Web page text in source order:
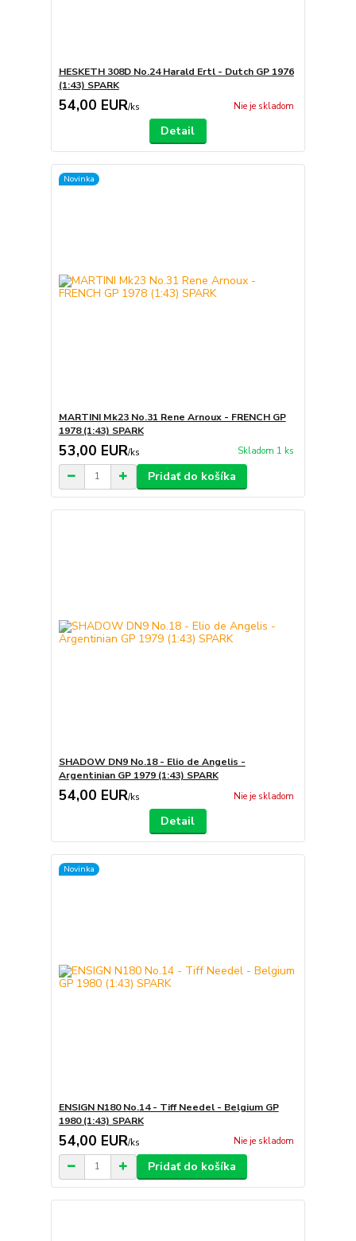
HESKETH 308D No.24 Harald Ertl - Dutch GP 1976
(1:43) SPARK
54,00 EUR/ks Nie je skladom
Detail
Novinka
MARTINI Mk23 No.31 Rene Arnoux - FRENCH GP
1978 (1:43) SPARK
53,00 EUR/ks Skladom 1 ks
Pridať do košíka
SHADOW DN9 No.18 - Elio de Angelis -
Argentinian GP 1979 (1:43) SPARK
54,00 EUR/ks Nie je skladom
Detail
Novinka
ENSIGN N180 No.14 - Tiff Needel - Belgium GP
1980 (1:43) SPARK
54,00 EUR/ks Nie je skladom
Pridať do košíka